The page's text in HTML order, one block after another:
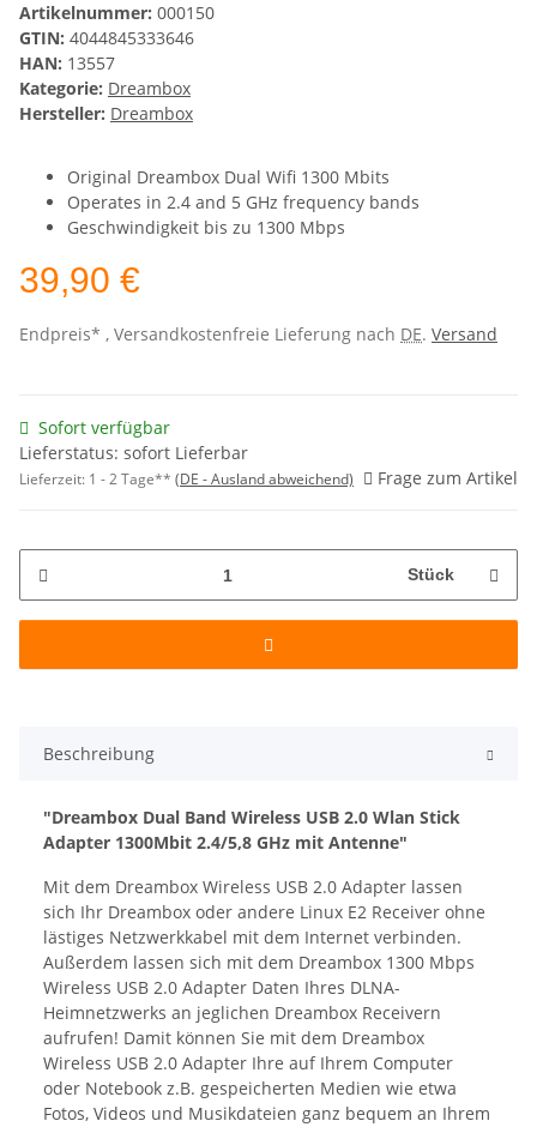
Artikelnummer: 000150
GTIN: 4044845333646
HAN: 13557
Kategorie: Dreambox
Hersteller: Dreambox
Original Dreambox Dual Wifi 1300 Mbits
Operates in 2.4 and 5 GHz frequency bands
Geschwindigkeit bis zu 1300 Mbps
39,90 €
Endpreis* , Versandkostenfreie Lieferung nach DE. Versand
Sofort verfügbar
Lieferstatus: sofort Lieferbar
Lieferzeit: 1 - 2 Tage** (DE - Ausland abweichend) Frage zum Artikel
Stück
Beschreibung
"Dreambox Dual Band Wireless USB 2.0 Wlan Stick
Adapter 1300Mbit 2.4/5,8 GHz mit Antenne"
Mit dem Dreambox Wireless USB 2.0 Adapter lassen
sich Ihr Dreambox oder andere Linux E2 Receiver ohne
lästiges Netzwerkkabel mit dem Internet verbinden.
Außerdem lassen sich mit dem Dreambox 1300 Mbps
Wireless USB 2.0 Adapter Daten Ihres DLNA-
Heimnetzwerks an jeglichen Dreambox Receivern
aufrufen! Damit können Sie mit dem Dreambox
Wireless USB 2.0 Adapter Ihre auf Ihrem Computer
oder Notebook z.B. gespeicherten Medien wie etwa
Fotos, Videos und Musikdateien ganz bequem an Ihrem